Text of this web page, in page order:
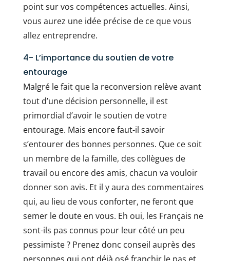
point sur vos compétences actuelles. Ainsi,
vous aurez une idée précise de ce que vous
allez entreprendre.
4- L’importance du soutien de votre
entourage
Malgré le fait que la reconversion relève avant
tout d’une décision personnelle, il est
primordial d’avoir le soutien de votre
entourage. Mais encore faut-il savoir
s’entourer des bonnes personnes. Que ce soit
un membre de la famille, des collègues de
travail ou encore des amis, chacun va vouloir
donner son avis. Et il y aura des commentaires
qui, au lieu de vous conforter, ne feront que
semer le doute en vous. Eh oui, les Français ne
sont-ils pas connus pour leur côté un peu
pessimiste ? Prenez donc conseil auprès des